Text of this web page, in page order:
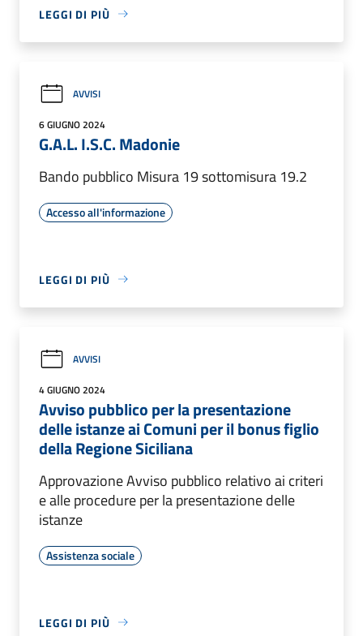
LEGGI DI PIÙ
AVVISI
6 GIUGNO 2024
G.A.L. I.S.C. Madonie
Bando pubblico Misura 19 sottomisura 19.2
Accesso all'informazione
LEGGI DI PIÙ
AVVISI
4 GIUGNO 2024
Avviso pubblico per la presentazione
delle istanze ai Comuni per il bonus figlio
della Regione Siciliana
Approvazione Avviso pubblico relativo ai criteri
e alle procedure per la presentazione delle
istanze
Assistenza sociale
LEGGI DI PIÙ